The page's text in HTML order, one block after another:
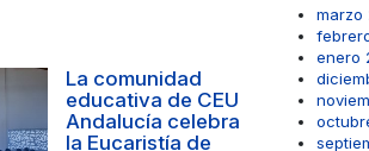
La comunidad
educativa de CEU
Andalucía celebra
la Eucaristía de
marzo
enero